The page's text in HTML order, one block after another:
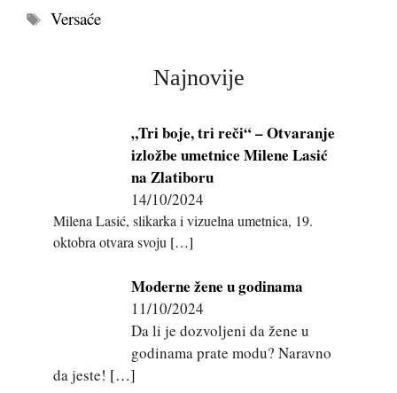
Tags
Versaće
Najnovije
„Tri boje, tri reči“ – Otvaranje
izložbe umetnice Milene Lasić
na Zlatiboru
14/10/2024
Milena Lasić, slikarka i vizuelna umetnica, 19.
oktobra otvara svoju […]
Moderne žene u godinama
11/10/2024
Da li je dozvoljeni da žene u
godinama prate modu? Naravno
da jeste! […]